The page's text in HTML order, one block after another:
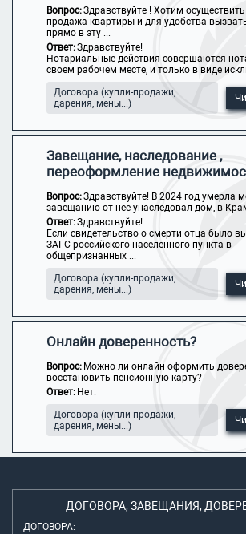
Вопрос:Здравствуйте ! Хотим осуществить
продажа квартиры и для удобства
прямо в эту ...
Ответ:Здравствуйте!
Нотариальные действия совершаются
своем рабочем месте, и только в виде
Договора (купли-продажи,
дарения, мены...)
Завещание, наследование ,
переоформление
Вопрос:Здравствуйте! В 2024 год умерла
завещанию от нее унаследовал дом, в
Ответ:Здравствуйте!
Если свидетельство о смерти отца было
ЗАГС российского населенного пункта в
общепризнанных ...
Договора (купли-продажи,
дарения, мены...)
Онлайн доверенность?
Вопрос: Можно ли онлайн оформить
восстановить пенсионную карту?
Ответ: Нет.
Договора (купли-продажи,
дарения, мены...)
ДОГОВОРА, ЗАВЕЩАНИЯ,
ДОГОВОРА: